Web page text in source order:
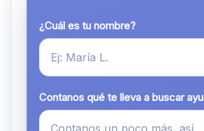
¿Cuál es tu nombre?
Contanos qué te lleva a buscar